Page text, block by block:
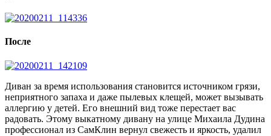
После
Диван за время использования становится источником грязи,
неприятного запаха и даже пылевых клещей, может вызывать
аллергию у детей. Его внешний вид тоже перестает вас
радовать. Этому выкатному дивану на улице Михаила Дудина
профессионал из СамКлин вернул свежесть и яркость, удалил